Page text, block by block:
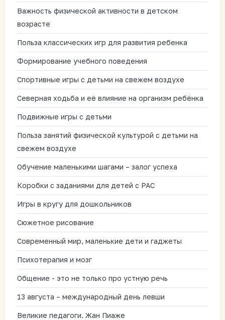
Важность физической активности в детском
возрасте
Польза классических игр для развития ребенка
Формирование учебного поведения
Спортивные игры с детьми на свежем воздухе
Северная ходьба и её влияние на организм ребёнка
Подвижные игры с детьми
Польза занятий физической культурой с детьми на
свежем воздухе
Обучение маленькими шагами – залог успеха
Коробки с заданиями для детей с РАС
Игры в кругу для дошкольников
Сюжетное рисование
Современный мир, маленькие дети и гаджеты
Психотерапия и мозг
Общение - это не только про устную речь
13 августа – международный день левши
Великие педагоги. Жан Пиаже